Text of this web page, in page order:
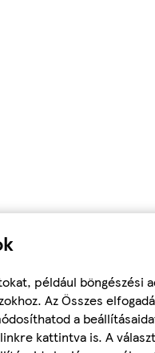
például böngészési
Az Összes
a
linkre kattintva is. A